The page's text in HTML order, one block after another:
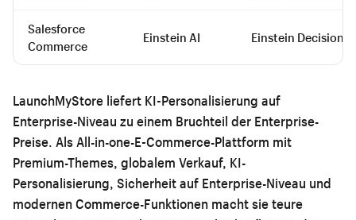
Salesforce
Commerce
Einstein AI Einstein Decisions
LaunchMyStore liefert KI-Personalisierung auf
Enterprise-Niveau zu einem Bruchteil der Enterprise-
Preise. Als All-in-one-E-Commerce-Plattform mit
Premium-Themes, globalem Verkauf, KI-
Personalisierung, Sicherheit auf Enterprise-Niveau und
modernen Commerce-Funktionen macht sie teure